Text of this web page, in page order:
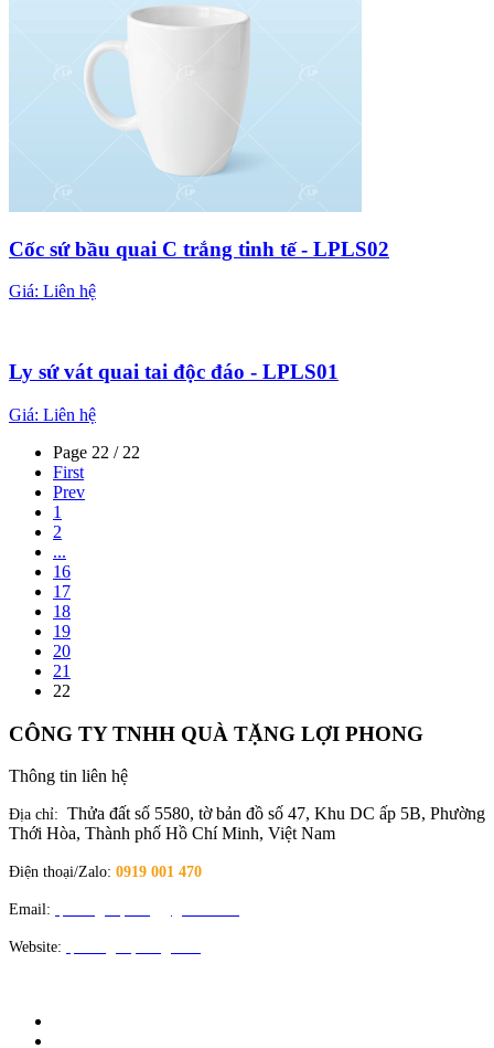
Cốc sứ bầu quai C trắng tinh tế - LPLS02
Giá: Liên hệ
Ly sứ vát quai tai độc đáo - LPLS01
Giá: Liên hệ
Page 22 / 22
First
Prev
1
2
...
16
17
18
19
20
21
22
CÔNG TY TNHH QUÀ TẶNG LỢI PHONG
Thông tin liên hệ
Địa chỉ: Thửa đất số 5580, tờ bản đồ số 47, Khu DC ấp 5B, Phường
Thới Hòa, Thành phố Hồ Chí Minh, Việt Nam
Điện thoại/Zalo: 0919 001 470
Email:
Website: